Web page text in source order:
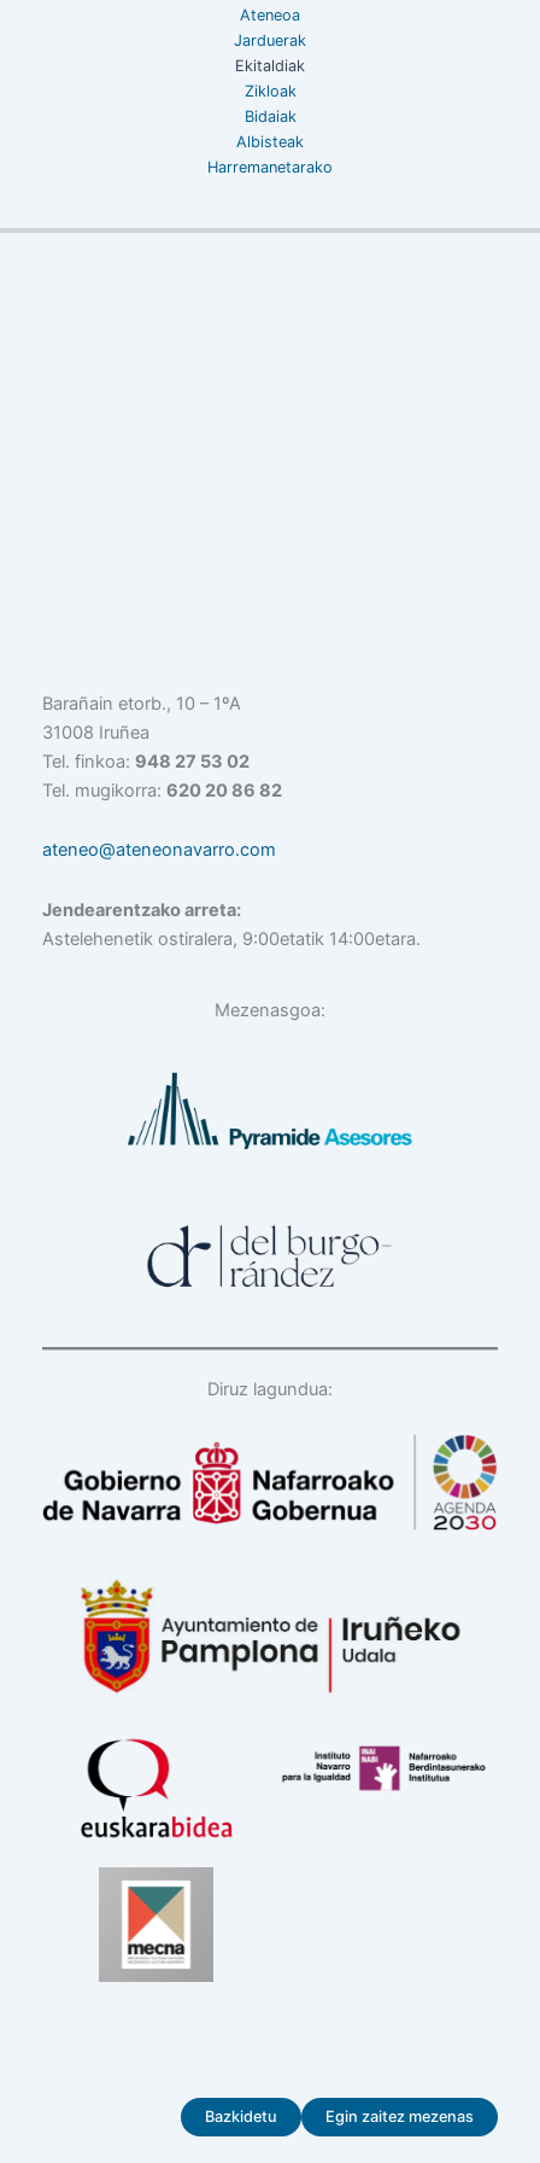
Ateneoa
Jarduerak
Ekitaldiak
Zikloak
Bidaiak
Albisteak
Harremanetarako
Barañain etorb., 10 – 1ºA
31008 Iruñea
Tel. finkoa: 948 27 53 02
Tel. mugikorra: 620 20 86 82
ateneo@ateneonavarro.com
Jendearentzako arreta:
Astelehenetik ostiralera, 9:00etatik 14:00etara.
Mezenasgoa:
Diruz lagundua:
Bazkidetu Egin zaitez mezenas